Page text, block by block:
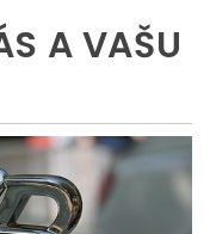
A VAŠU